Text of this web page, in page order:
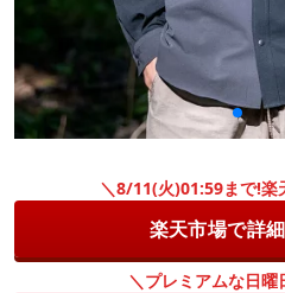
＼8/11(火)01:59まで!楽
楽天市場で詳
＼プレミアムな日曜